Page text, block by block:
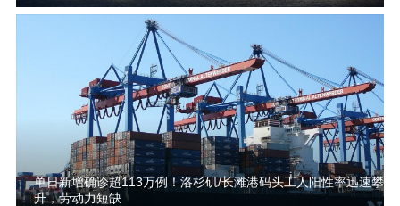
单日新增确诊超113万例！洛杉矶/长滩港码头工人阳性率迅速攀
升，劳动力短缺